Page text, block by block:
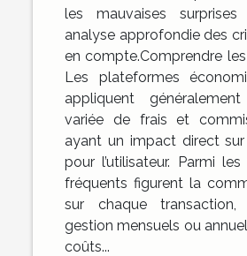
les mauvaises
analyse approfondie des
en compte.Comprendre
Les plateformes
appliquent
variée de frais et
ayant un impact direct
pour l’utilisateur. Parmi
fréquents figurent la
sur chaque
gestion mensuels ou
coûts...